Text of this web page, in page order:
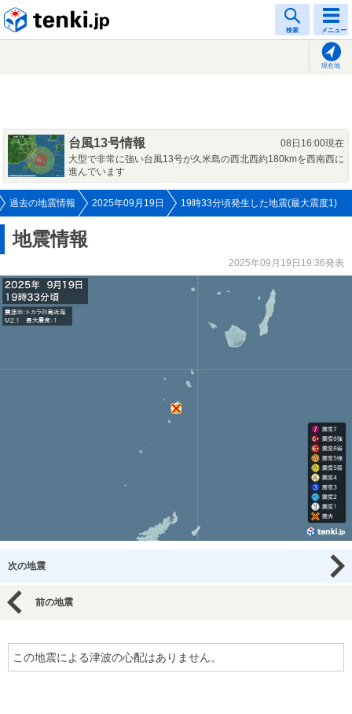
検索 メニュー
現在地
台風13号情報
08日16:00現在
大型で非常に強い台風13号が久米島の西北西約180kmを西南西に
進んでいます
過去の地震情報 2025年09月19日 19時33分頃発生した地震(最大震度1)
地震情報
2025年09月19日19:36発表
次の地震
前の地震
この地震による津波の心配はありません。